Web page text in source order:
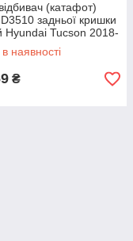
(катафот)
задньої кришки
Hyundai Tucson 2018-
наявності
₴